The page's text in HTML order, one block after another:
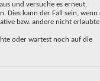
und versuche es erneut.
Dies kann der Fall sein, wenn
bzw. andere nicht erlaubte
oder wartest noch auf die